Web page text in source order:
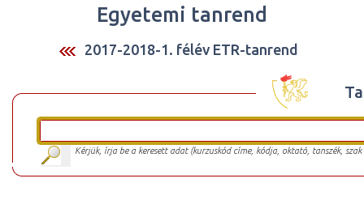
Egyetemi tanrend
2017-2018-1. félév ETR-tanrend
Kérjük, írja be a keresett adat (kurzuskód címe, kódja, oktató, tanszék,